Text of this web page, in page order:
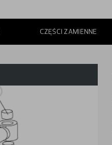
CZĘŚCI ZAMIENNE